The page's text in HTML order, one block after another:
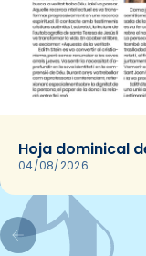
Hoja dominical
04/08/2026